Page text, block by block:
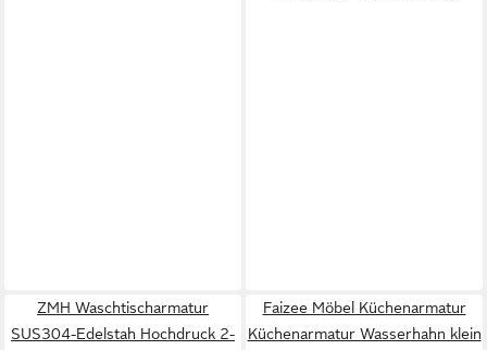
ZMH Waschtischarmatur
SUS304-Edelstah Hochdruck 2-
Faizee Möbel Küchenarmatur
Küchenarmatur Wasserhahn klein